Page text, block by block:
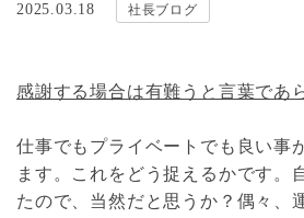
2025.03.18 社長ブログ
感謝する場合は有難うと言葉であ
仕事でもプライベートでも良い事
ます。これをどう捉えるかです。
たので、当然だと思うか？偶々、